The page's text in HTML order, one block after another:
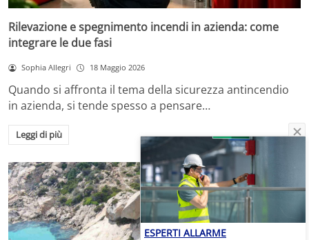
Rilevazione e spegnimento incendi in azienda: come
integrare le due fasi
Sophia Allegri 18 Maggio 2026
Quando si affronta il tema della sicurezza antincendio
in azienda, si tende spesso a pensare…
Leggi di più
ESPERTI ALLARME